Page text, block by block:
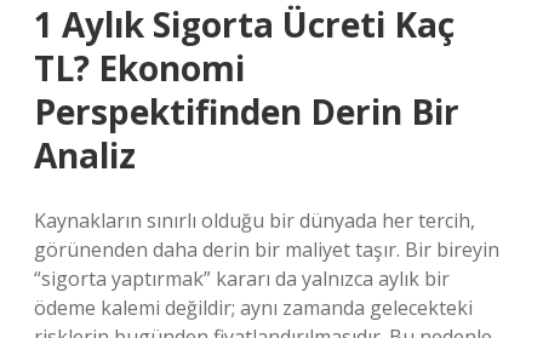
1 Aylık Sigorta Ücreti Kaç
TL? Ekonomi
Perspektifinden Derin Bir
Analiz
Kaynakların sınırlı olduğu bir dünyada her tercih,
görünenden daha derin bir maliyet taşır. Bir bireyin
“sigorta yaptırmak” kararı da yalnızca aylık bir
ödeme kalemi değildir; aynı zamanda gelecekteki